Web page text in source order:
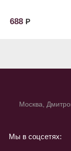
688 Р
Москва,
Мы в соцсетях: